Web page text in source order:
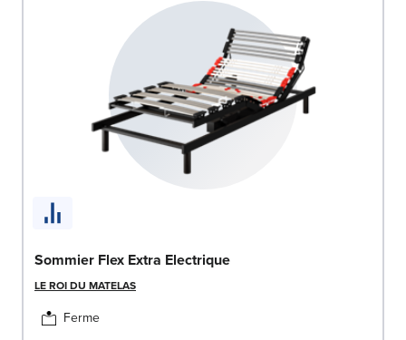
Sommier Flex Extra Electrique
LE ROI DU MATELAS
Ferme